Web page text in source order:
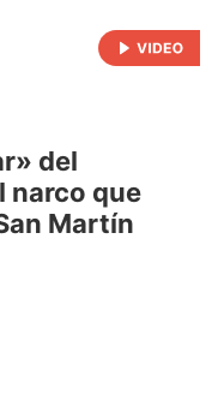
del
narco que
Martín